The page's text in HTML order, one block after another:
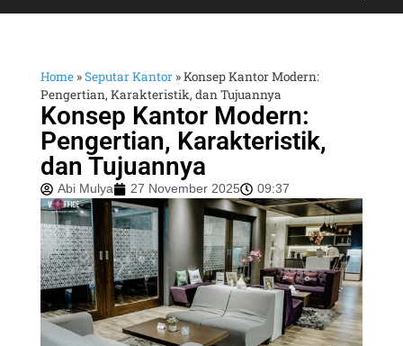
Home »Seputar Kantor »Konsep Kantor Modern:
Pengertian, Karakteristik, dan Tujuannya
Konsep Kantor Modern:
Pengertian, Karakteristik,
dan Tujuannya
Abi Mulya 27 November 2025 09:37